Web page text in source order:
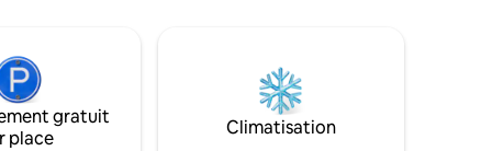
ou
gratuit
place
Climatisation